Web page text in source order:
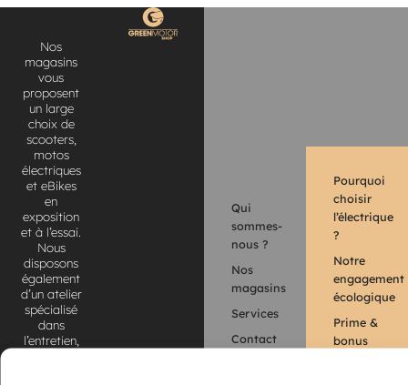
Nos
magasins
vous
proposent
un large
choix de
scooters,
motos
électriques
et eBikes
en
exposition
et à l’essai.
Nous
disposons
également
d’un atelier
spécialisé
dans
l’entretien,
Qui
sommes-
nous ?
Nos
magasins
Services
Contact
Pourquoi
choisir
l’électrique
?
Notre
engagement
écologique
Prime &
bonus